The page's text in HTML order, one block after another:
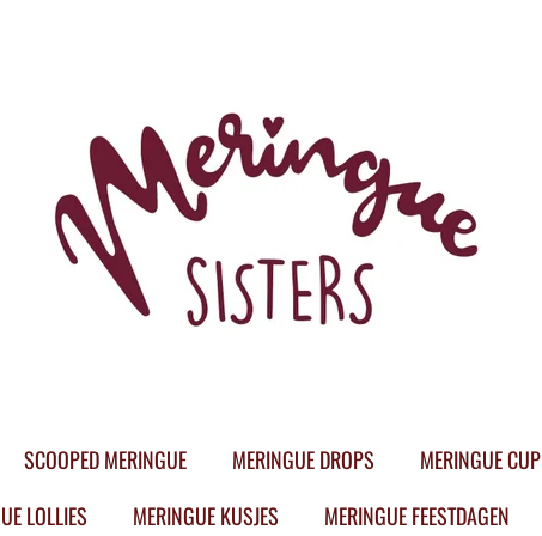
SCOOPED MERINGUE MERINGUE DROPS MERINGUE CUP
LOLLIES MERINGUE KUSJES MERINGUE FEESTDAGEN